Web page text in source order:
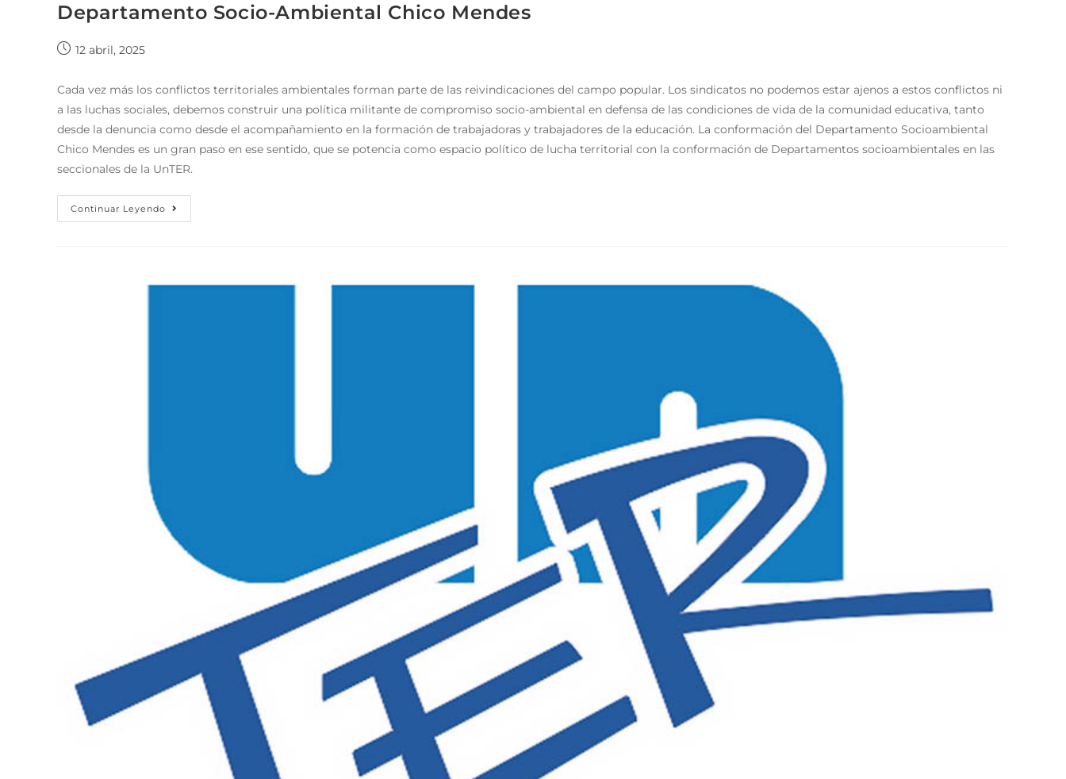
Departamento Socio-Ambiental Chico Mendes
12 abril, 2025
Cada vez más los conflictos territoriales ambientales forman parte de las reivindicaciones del campo popular. Los sindicatos no podemos estar ajenos a estos conflictos ni
a las luchas sociales, debemos construir una política militante de compromiso socio-ambiental en defensa de las condiciones de vida de la comunidad educativa, tanto
desde la denuncia como desde el acompañamiento en la formación de trabajadoras y trabajadores de la educación. La conformación del Departamento Socioambiental
Chico Mendes es un gran paso en ese sentido, que se potencia como espacio político de lucha territorial con la conformación de Departamentos socioambientales en las
seccionales de la UnTER.
Continuar Leyendo